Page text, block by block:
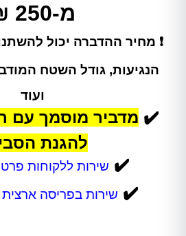
מ-250 ₪
❗ מחיר ההדברה יכול
הנגיעות, גודל השטח
ועוד
✔️ מדביר מוסמך עם
להגנת
✔️ שירות ללקוחות
✔️ שירות בפריסה ארצית